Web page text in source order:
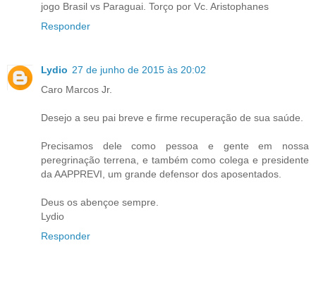
jogo Brasil vs Paraguai. Torço por Vc. Aristophanes
Responder
Lydio 27 de junho de 2015 às 20:02
Caro Marcos Jr.
Desejo a seu pai breve e firme recuperação de sua saúde.
Precisamos dele como pessoa e gente em nossa
peregrinação terrena, e também como colega e presidente
da AAPPREVI, um grande defensor dos aposentados.
Deus os abençoe sempre.
Lydio
Responder